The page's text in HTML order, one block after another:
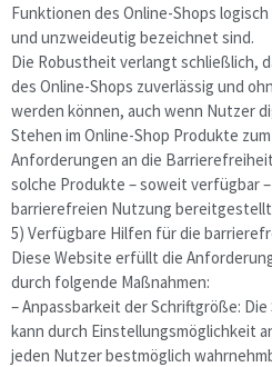
Funktionen des Online-Shops
und unzweideutig bezeichnet sind.
Die Robustheit verlangt schließlich,
des Online-Shops zuverlässig und
werden können, auch wenn Nutzer
Stehen im Online-Shop Produkte
Anforderungen an die
solche Produkte – soweit verfügbar
barrierefreien Nutzung
5) Verfügbare Hilfen für die
Diese Website erfüllt die
durch folgende Maßnahmen:
– Anpassbarkeit der Schriftgröße:
kann durch Einstellungsmöglichkeit
jeden Nutzer bestmöglich